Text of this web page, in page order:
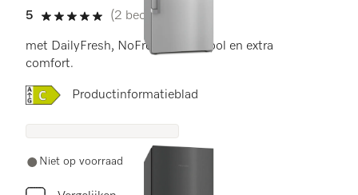
5
5 sterren op 5
(2 beoordelingen)
met DailyFresh, NoFrost, DynaCool en extra
comfort.
Online Label Flag, Energielabel
Productinformatieblad
Niet op voorraad